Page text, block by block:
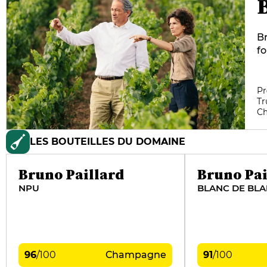
LES BOUTEILLES DU DOMAINE
Bruno Paillard
NPU
96/100 Champagne
Bruno
BLANC DE
91/100